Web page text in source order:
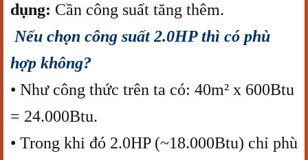
dụng: Cần công suất tăng thêm.
Nếu chọn công suất 2.0HP thì có phù
hợp không?
• Như công thức trên ta có: 40m² x 600Btu
= 24.000Btu.
• Trong khi đó 2.0HP (~18.000Btu) chỉ phù